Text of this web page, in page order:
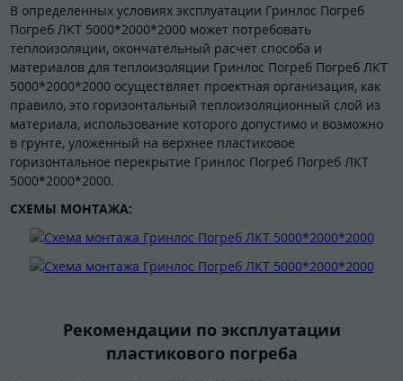
В определенных условиях эксплуатации Гринлос Погреб
Погреб ЛКТ 5000*2000*2000 может потребовать
теплоизоляции, окончательный расчет способа и
материалов для теплоизоляции Гринлос Погреб Погреб ЛКТ
5000*2000*2000 осуществляет проектная организация, как
правило, это горизонтальный теплоизоляционный слой из
материала, использование которого допустимо и возможно
в грунте, уложенный на верхнее пластиковое
горизонтальное перекрытие Гринлос Погреб Погреб ЛКТ
5000*2000*2000.
СХЕМЫ МОНТАЖА:
Рекомендации по эксплуатации
пластикового погреба